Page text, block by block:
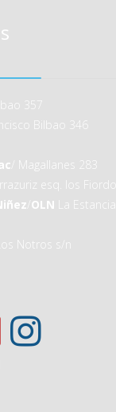
357
Bilbao 346
/ Magallanes 283
esq. los Fiordos
OLN La Estancia
Notros s/n